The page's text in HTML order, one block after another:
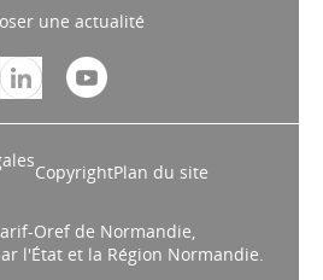
une actualité
CopyrightPlan du site
Oref de Normandie,
l'État et la Région Normandie.